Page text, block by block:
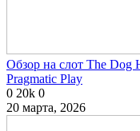
Обзор на слот The Dog
Pragmatic Play
0 20k 0
20 марта, 2026